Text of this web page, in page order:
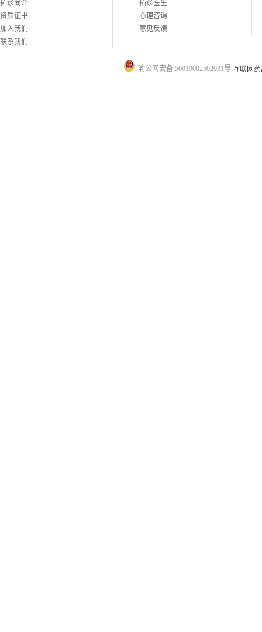
拓诊简介
资质证书
加入我们
联系我们
拓诊医生
心理咨询
意见反馈
渝公网安备 50019002502031号 互联网